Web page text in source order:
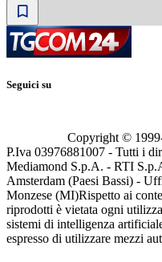
Seguici su
Copyright ©
P.Iva 03976881007 - Tutti i
Mediamond S.p.A. - RTI
Amsterdam (Paesi Bassi) -
Monzese (MI)Rispetto ai
riprodotti è vietata ogni
sistemi di intelligenza
espresso di utilizzare mezzi